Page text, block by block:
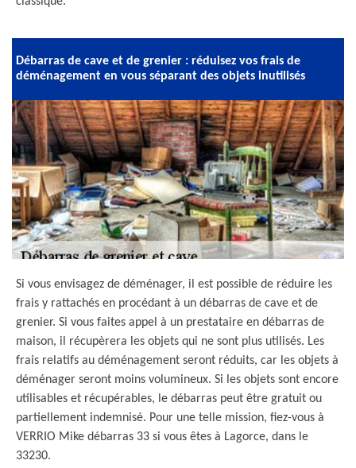
Débarras de cave et de grenier : réduisez vos frais de
déménagement en vous séparant des objets inutilisés
Si vous envisagez de déménager, il est possible de réduire les
frais y rattachés en procédant à un débarras de cave et de
grenier. Si vous faites appel à un prestataire en débarras de
maison, il récupèrera les objets qui ne sont plus utilisés. Les
frais relatifs au déménagement seront réduits, car les objets à
déménager seront moins volumineux. Si les objets sont encore
utilisables et récupérables, le débarras peut être gratuit ou
partiellement indemnisé. Pour une telle mission, fiez-vous à
VERRIO Mike débarras 33 si vous êtes à Lagorce, dans le
33230.